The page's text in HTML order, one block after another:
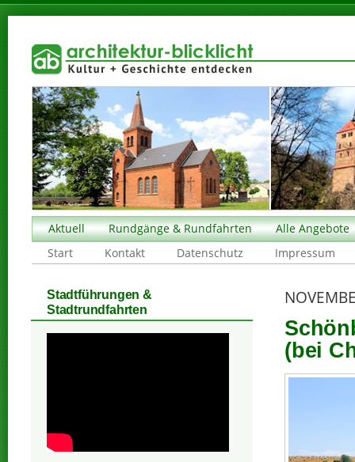
Aktuell Rundgänge & Rundfahrten
Alle Angebote
Start
Kontakt Datenschutz Impressum
(bei
Stadtführungen &
Stadtrundfahrten